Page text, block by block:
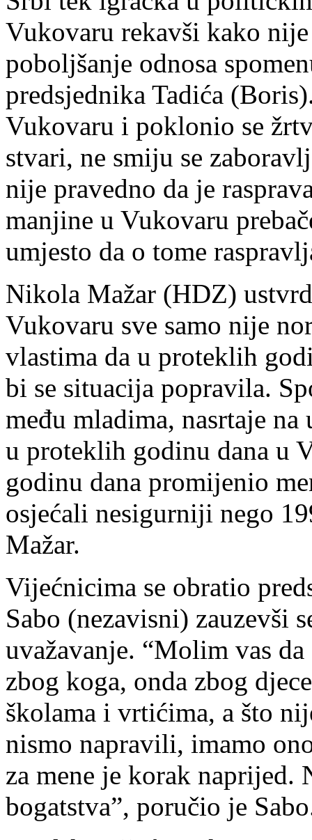
Vukovaru rekavši kako
poboljšanje odnosa
predsjednika Tadića
Vukovaru i poklonio se
stvari, ne smiju se
nije pravedno da je
manjine u Vukovaru
umjesto da o tome
Nikola Mažar (HDZ)
Vukovaru sve samo nije
vlastima da u proteklih
bi se situacija popravila.
među mladima, nasrtaje
u proteklih godinu dana u
godinu dana promijenio
osjećali nesigurniji nego
Mažar.
Vijećnicima se obratio
Sabo (nezavisni) zauzevši
uvažavanje. “Molim vas
zbog koga, onda zbog
školama i vrtićima, a što
nismo napravili, imamo
za mene je korak naprijed.
bogatstva”, poručio je